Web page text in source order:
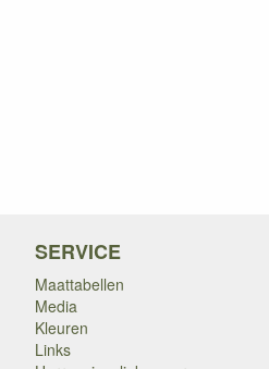
SERVICE
Maattabellen
Media
Kleuren
Links